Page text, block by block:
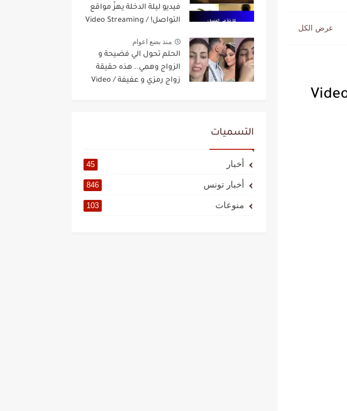
فيديو ليلة الدخلة يهزّ مواقع
التواصل! / Video Streaming
منذ بضع اعوام
الحلم تحول الي فضيحة و
الزواج وهمي.. هذه حقيقة
زواج رمزي و عفيفة / Video
التسميات
أخبار 45
أخبار تونس 846
منوعات 103